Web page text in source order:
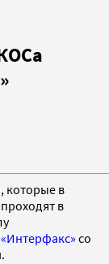
которые в
в
«Интерфакс» со